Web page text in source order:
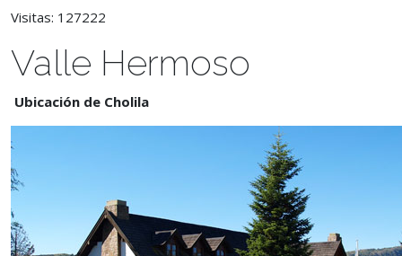
Visitas: 127222
Valle Hermoso
Ubicación de Cholila